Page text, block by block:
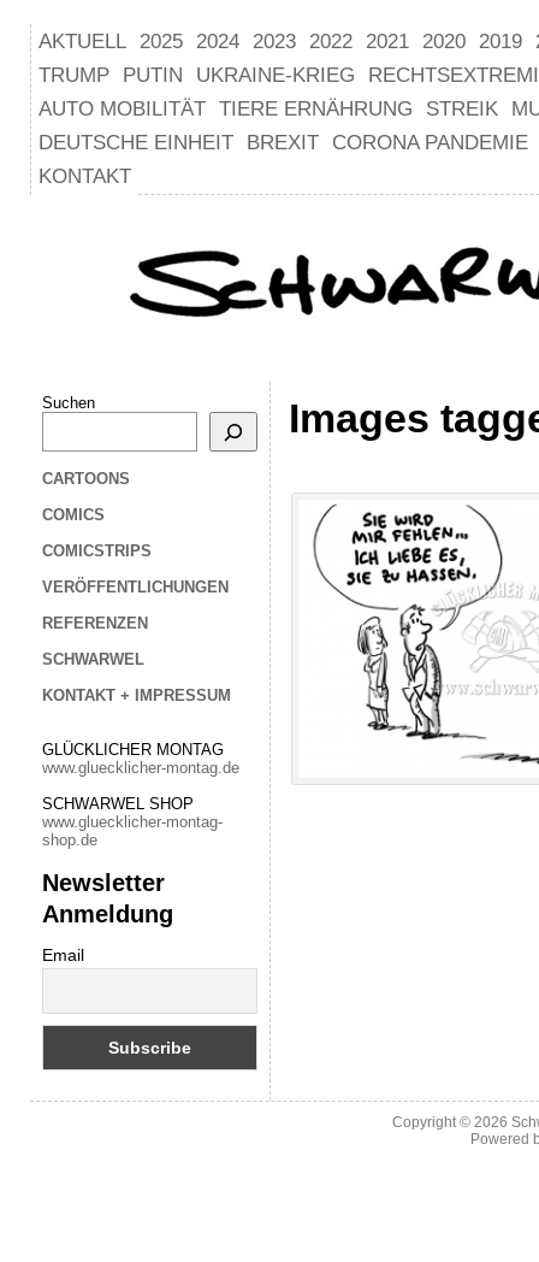
AKTUELL 2025 2024 2023 2022 2021 2020 2019
TRUMP
PUTIN UKRAINE-KRIEG
AUTO MOBILITÄT TIERE ERNÄHRUNG STREIK
DEUTSCHE EINHEIT
BREXIT
CORONA PANDEMIE
KONTAKT
Suchen
CARTOONS
COMICS
COMICSTRIPS
VERÖFFENTLICHUNGEN
REFERENZEN
SCHWARWEL
KONTAKT + IMPRESSUM
GLÜCKLICHER MONTAG
www.gluecklicher-montag.de
SCHWARWEL SHOP
www.gluecklicher-montag-
shop.de
Newsletter
Anmeldung
Email
Images
Copyright © 2026
Powered